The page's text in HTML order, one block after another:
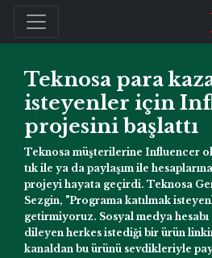
Teknosa para
isteyenler için
projesini başlattı
Teknosa müşterilerine Influencer
tık ile ya da paylaşım ile
projeyi hayata geçirdi. Teknosa
Sezgin, "Programa katılmak
getirmiyoruz. Sosyal medya
dileyen herkes istediği bir ürün
kanaldan bu ürünü sevdikleriyle